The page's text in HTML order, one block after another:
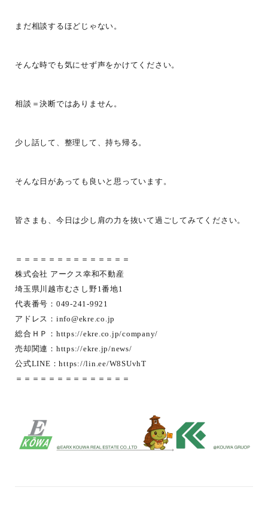
まだ相談するほどじゃない。
そんな時でも気にせず声をかけてください。
相談＝決断ではありません。
少し話して、整理して、持ち帰る。
そんな日があっても良いと思っています。
皆さまも、今日は少し肩の力を抜いて過ごしてみてください。
＝＝＝＝＝＝＝＝＝＝＝＝＝＝
株式会社 アークス幸和不動産
埼玉県川越市むさし野1番地1
代表番号：049-241-9921
アドレス： info@ekre.co.jp
総合ＨＰ： https://ekre.co.jp/company/
売却関連： https://ekre.jp/news/
公式LINE：https://lin.ee/W8SUvhT
＝＝＝＝＝＝＝＝＝＝＝＝＝＝